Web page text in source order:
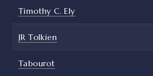
Timothy C. Ely
JR Tolkien
Tabourot